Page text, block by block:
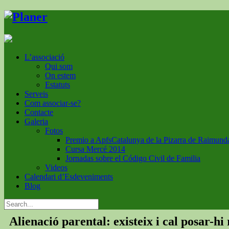
L’associació
Qui som
On estem
Estatuts
Serveis
Com associar-se?
Contacte
Galeria
Fotos
Premio a ApfsCatalunya de la Pizarra de
Cursa Mercé 2014
Jornadas sobre el Código Civil de Familia
Videos
Calendari d’Esdeveniments
Blog
Alienació parental: existeix i cal posar-hi